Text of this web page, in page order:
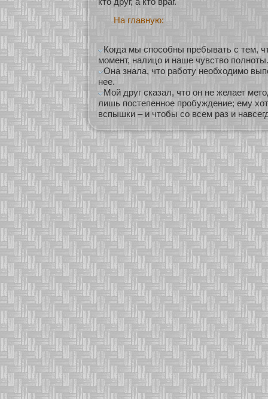
На главную:
Когда мы способны пребывать с тем,
момент, налицо и наше чувство полноты.
Она знала, что работу необходимо
нее.
Мой друг сказал, что он не желает
лишь постепенное пробуждение; ему
вспышки – и чтобы со всем раз и